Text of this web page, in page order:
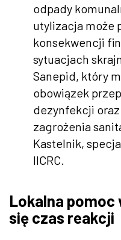
odpady
utylizacja może
konsekwencji
sytuacjach
Sanepid, który
obowiązek
dezynfekcji
zagrożenia
Kastelnik,
IICRC.
Lokalna pomoc
się czas reakcji